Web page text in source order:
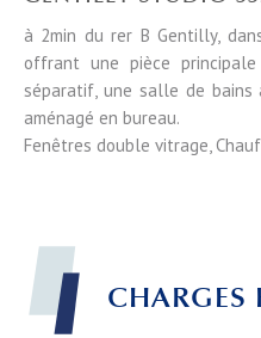
à 2min du rer B Gentilly,
offrant une pièce
séparatif, une salle de bains
aménagé en bureau.
Fenêtres double vitrage,
CHARGES